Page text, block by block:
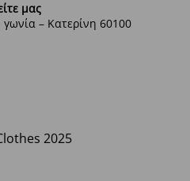
μας
– Κατερίνη 60100
2025